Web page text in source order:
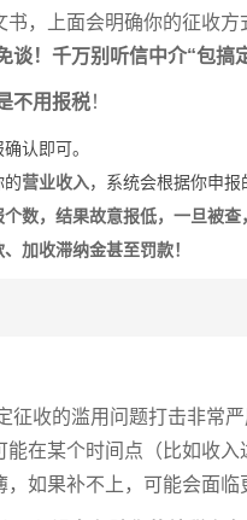
，上面会明确你的征收方
！千万别听信中介“包搞
不用报税！
认即可。
的营业收入，系统会根据你申报
数，结果故意报低，一旦被
加收滞纳金甚至罚款！
收的滥用问题打击非常
在某个时间点（比如收入
如果补不上，可能会面临